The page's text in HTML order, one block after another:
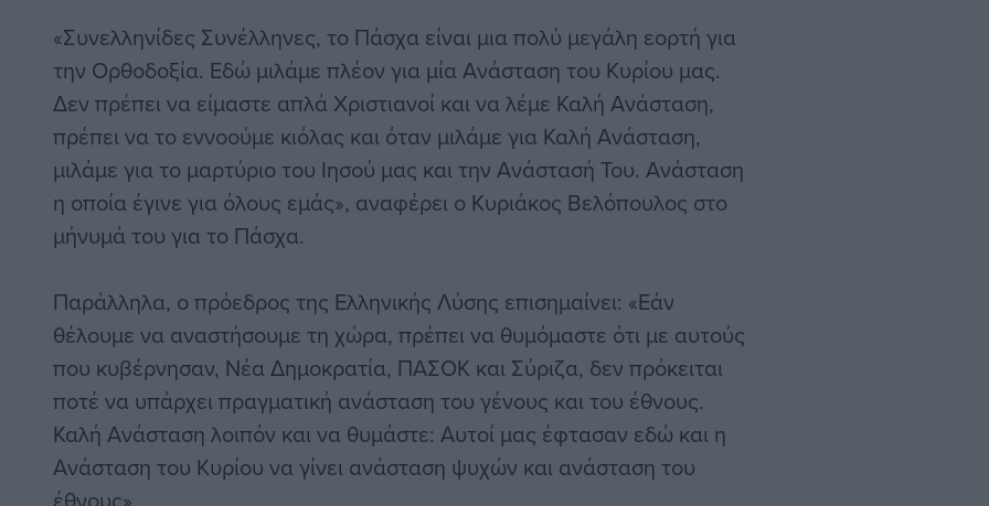
«Συνελληνίδες Συνέλληνες, το Πάσχα είναι μια πολύ μεγάλη εορτή για
την Ορθοδοξία. Εδώ μιλάμε πλέον για μία Ανάσταση του Κυρίου μας.
Δεν πρέπει να είμαστε απλά Χριστιανοί και να λέμε Καλή Ανάσταση,
πρέπει να το εννοούμε κιόλας και όταν μιλάμε για Καλή Ανάσταση,
μιλάμε για το μαρτύριο του Ιησού μας και την Ανάστασή Του. Ανάσταση
η οποία έγινε για όλους εμάς», αναφέρει ο Κυριάκος Βελόπουλος στο
μήνυμά του για το Πάσχα.
Παράλληλα, ο πρόεδρος της Ελληνικής Λύσης επισημαίνει: «Εάν
θέλουμε να αναστήσουμε τη χώρα, πρέπει να θυμόμαστε ότι με αυτούς
που κυβέρνησαν, Νέα Δημοκρατία, ΠΑΣΟΚ και Σύριζα, δεν πρόκειται
ποτέ να υπάρχει πραγματική ανάσταση του γένους και του έθνους.
Καλή Ανάσταση λοιπόν και να θυμάστε: Αυτοί μας έφτασαν εδώ και η
Ανάσταση του Κυρίου να γίνει ανάσταση ψυχών και ανάσταση του